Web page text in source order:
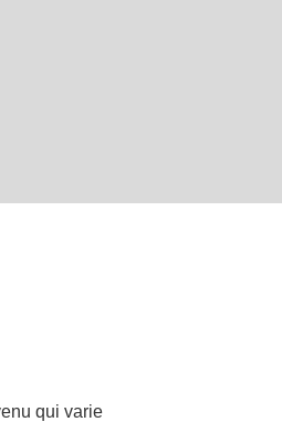
qui varie